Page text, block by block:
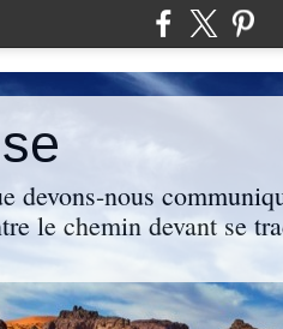
devons-nous
le chemin devant se